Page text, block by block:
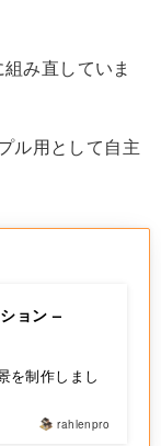
み直していま
ル用として自主
ョン –
を制作しまし
rahlenpro